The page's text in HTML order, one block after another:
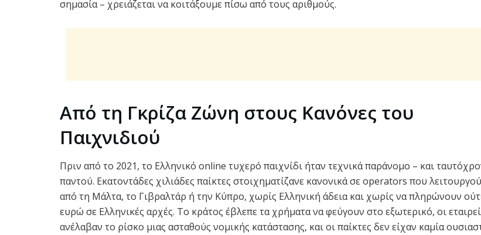
σημασία – χρειάζεται να κοιτάξουμε πίσω από τους αριθμούς.
Από τη Γκρίζα Ζώνη στους Κανόνες του
Παιχνιδιού
Πριν από το 2021, το Eλληνικό online τυχερό παιχνίδι ήταν τεχνικά παράνομο – και
παντού. Εκατοντάδες χιλιάδες παίκτες στοιχηματίζανε κανονικά σε operators που
από τη Μάλτα, το Γιβραλτάρ ή την Κύπρο, χωρίς Eλληνική άδεια και χωρίς να πληρώνουν
ευρώ σε Eλληνικές αρχές. Το κράτος έβλεπε τα χρήματα να φεύγουν στο εξωτερικό, οι
ανέλαβαν το ρίσκο μιας ασταθούς νομικής κατάστασης, και οι παίκτες δεν είχαν καμία